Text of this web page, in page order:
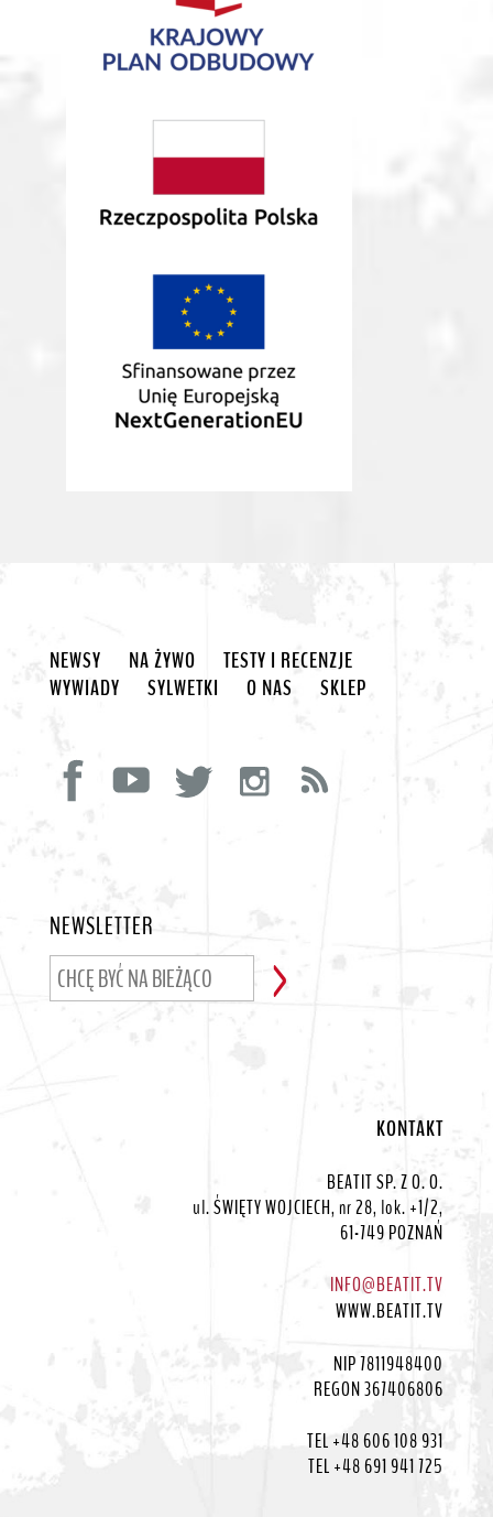
NEWSY NA ŻYWO
TESTY I RECENZJE
WYWIADY
SYLWETKI O NAS SKLEP
NEWSLETTER
KONTAKT
BEATIT SP. Z O. O.
ul. ŚWIĘTY WOJCIECH, nr 28, lok. +1/2,
61-749 POZNAŃ
INFO@BEATIT.TV
WWW.BEATIT.TV
NIP 7811948400
REGON 367406806
TEL +48 606 108 931
TEL +48 691 941 725